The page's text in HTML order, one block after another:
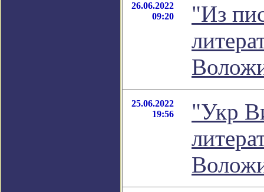
26.06.2022
09:20
"Из
25.06.2022
19:56
"Укр